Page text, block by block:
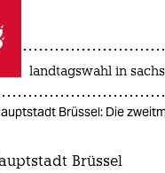
taz zahl ich
taz zahl ich
landtagswahl in
Brüssel: Die
Brüssel